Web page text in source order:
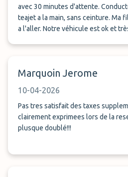
avec 30 minutes d'attente. Conducteurs au téléphonetout le
teajet a la main, sans ceinture. Ma
a l'aller. Notre véhicule est ok et
Marquoin Jerome
10-04-2026
Pas tres satisfait des taxes
clairement exprimees lors de la
plusque doublé!!!